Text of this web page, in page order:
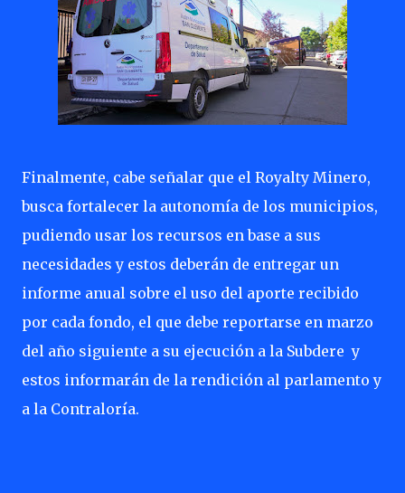
Finalmente, cabe señalar que el Royalty Minero,
busca fortalecer la autonomía de los municipios,
pudiendo usar los recursos en base a sus
necesidades y estos deberán de entregar un
informe anual sobre el uso del aporte recibido
por cada fondo, el que debe reportarse en marzo
del año siguiente a su ejecución a la Subdere y
estos informarán de la rendición al parlamento y
a la Contraloría.